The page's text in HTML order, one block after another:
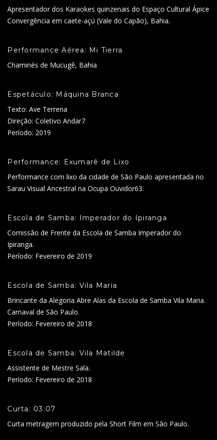
Apresentador dos Karaokes quinzenais do Espaço Cultural Ápice
Convergência em caete-açú (Vale do Capão), Bahia.
Performance Aérea: Mi Tierra
Chaminés de Mucugê, Bahia
Espetáculo: Máquina Branca
Texto: Ave Terrena
Direção: Coletivo Andar7
Período: 2019
Performance: Exumarê de Lixo
Performance com lixo da cidade de São Paulo apresentada no
Sarau Visual Ancestral na Ocupa Ouvidor63.
Escola de Samba: Imperador do Ipiranga
Comissão de Frente da Escola de Samba Imperador do
Ipiranga.
Período: Fevereiro de 2019
Escola de Samba: Vila Maria
Brincante da Alegoria Abre Alas da Escola de Samba Vila Maria.
Carnaval de São Paulo.
Período: Fevereiro de 2018
Escola de Samba: Vila Matilde
Assistente de Mestre Sala.
Período: Fevereiro de 2018
Curta: 03:07
Curta metragem produzido pela Short Film em São Paulo.